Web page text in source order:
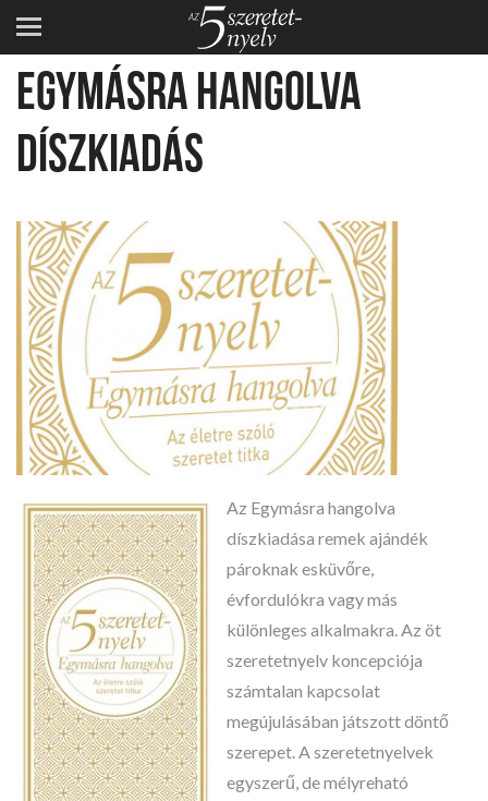
AZ 5 SZERETETNYELV:
EGYMÁSRA HANGOLVA
DÍSZKIADÁS
Az Egymásra hangolva
díszkiadása remek ajándék
pároknak esküvőre,
évfordulókra vagy más
különleges alkalmakra. Az öt
szeretetnyelv koncepciója
számtalan kapcsolat
megújulásában játszott döntő
szerepet. A szeretetnyelvek
egyszerű, de mélyreható